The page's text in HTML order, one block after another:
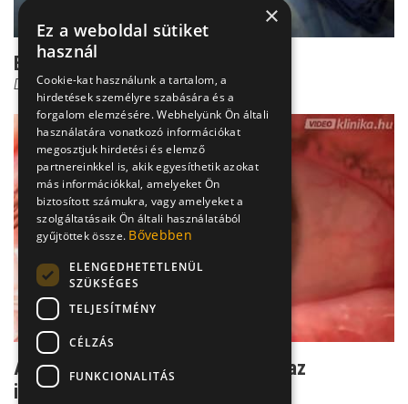
Ez a kifelé kancsalítás hátránya
Dr. Őri Zsolt
A kancsalság okai - a távollátástól az
izombénulásig
×
Ez a weboldal sütiket
használ
Cookie-kat használunk a tartalom, a
hirdetések személyre szabására és a
forgalom elemzésére. Webhelyünk Ön általi
használatára vonatkozó információkat
megosztjuk hirdetési és elemző
partnereinkkel is, akik egyesíthetik azokat
más információkkal, amelyeket Ön
biztosított számukra, vagy amelyeket a
szolgáltatásaik Ön általi használatából
gyűjtöttek össze. Bővebben
ELENGEDHETETLENÜL
SZÜKSÉGES
TELJESÍTMÉNY
CÉLZÁS
FUNKCIONALITÁS